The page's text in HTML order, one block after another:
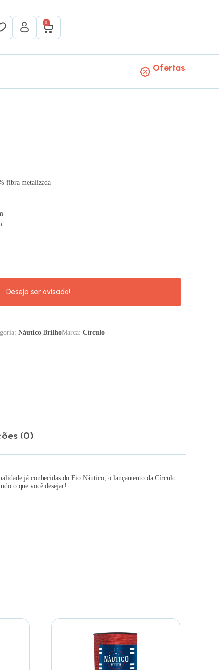
0
Ofertas
fibra metalizada
Náutico BrilhoMarca: Círculo
(0)
já conhecidas do Fio Náutico, o lançamento da Círculo
o que você desejar!